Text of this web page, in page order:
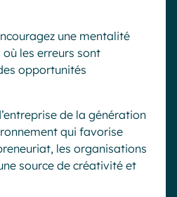
une mentalité
où les erreurs sont
opportunités
de la génération
qui favorise
les organisations
source de créativité et